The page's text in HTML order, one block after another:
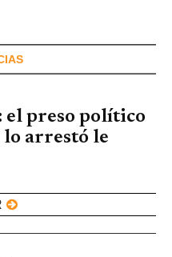
el preso político
lo arrestó le